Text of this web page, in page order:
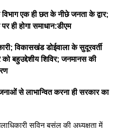
एक ही छत के नीछे जनता के द्वार;
ही होगा समाधान:डीएम
विकासखंड डोईवाला के सुदूरवर्ती
को बहुउद्देशीय शिविर; जनमानस की
से लाभान्वित करना ही सरकार का
सविन बसंल की अध्यक्षता में